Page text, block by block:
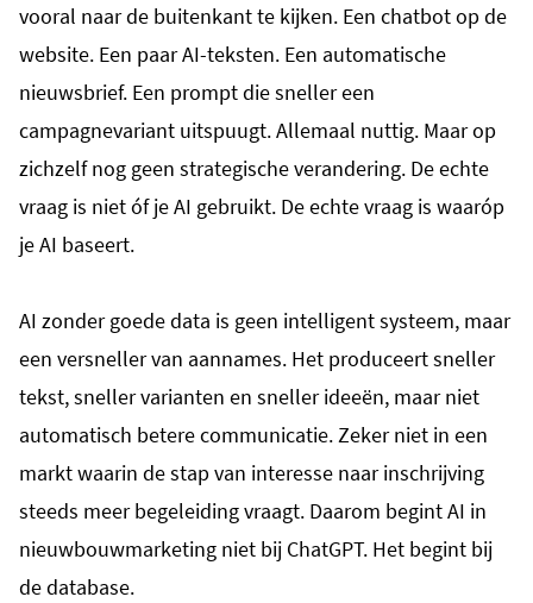
vooral naar de buitenkant te kijken. Een chatbot op de
website. Een paar AI-teksten. Een automatische
nieuwsbrief. Een prompt die sneller een
campagnevariant uitspuugt.Allemaal nuttig. Maar op
zichzelf nog geen strategische verandering. De echte
vraag is niet óf je AI gebruikt. De echte vraag is waaróp
je AI baseert.
AI zonder goede data is geen intelligent systeem, maar
een versneller van aannames. Het produceert sneller
tekst, sneller varianten en sneller ideeën, maar niet
automatisch betere communicatie. Zeker niet in een
markt waarin de stap van interesse naar inschrijving
steeds meer begeleiding vraagt. Daarom begint AI in
nieuwbouwmarketing niet bij ChatGPT. Het begint bij
de database.